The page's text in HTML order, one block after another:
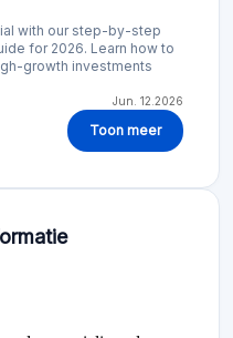
with our step-by-step
for 2026. Learn how to
growth investments
Jun. 12.2026
Toon meer